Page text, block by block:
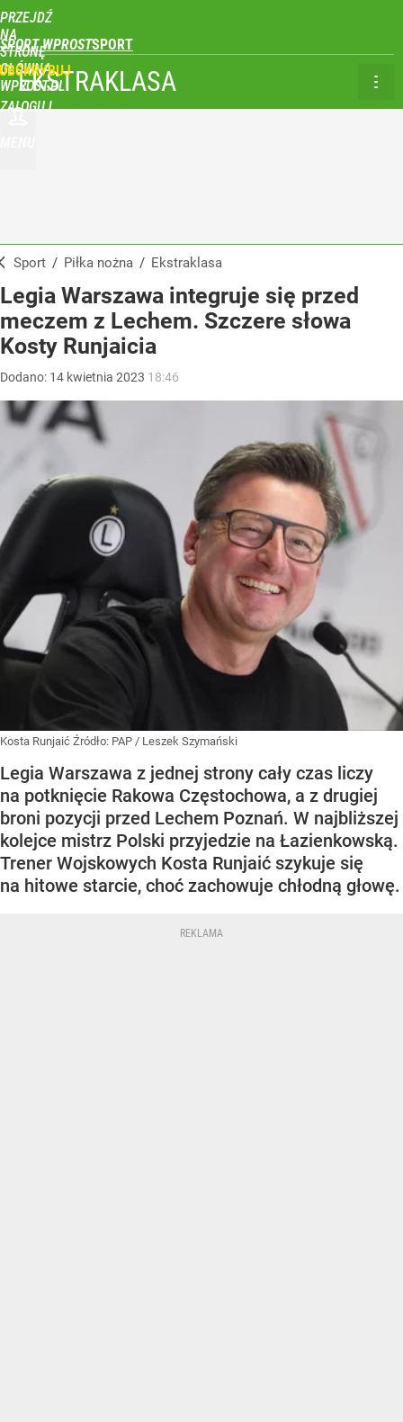
PRZEJDŹ
NA
STRONĘ
GŁÓWNĄ
WPROST.PL
SPORT WPROST
ZALOGUJ
EKSTRAKLASA
Sport / Piłka nożna / Ekstraklasa
Legia Warszawa integruje się przed
meczem z Lechem. Szczere słowa
Kosty Runjaicia
Dodano: 14 kwietnia 2023 18:46
Kosta Runjaić Źródło: PAP / Leszek Szymański
Legia Warszawa z jednej strony cały czas liczy
na potknięcie Rakowa Częstochowa, a z drugiej
broni pozycji przed Lechem Poznań. W najbliższej
kolejce mistrz Polski przyjedzie na Łazienkowską.
Trener Wojskowych Kosta Runjaić szykuje się
na hitowe starcie, choć zachowuje chłodną głowę.